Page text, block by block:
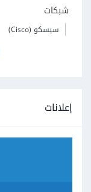
شبكات
سيسكو (Cisco)
إعلانات